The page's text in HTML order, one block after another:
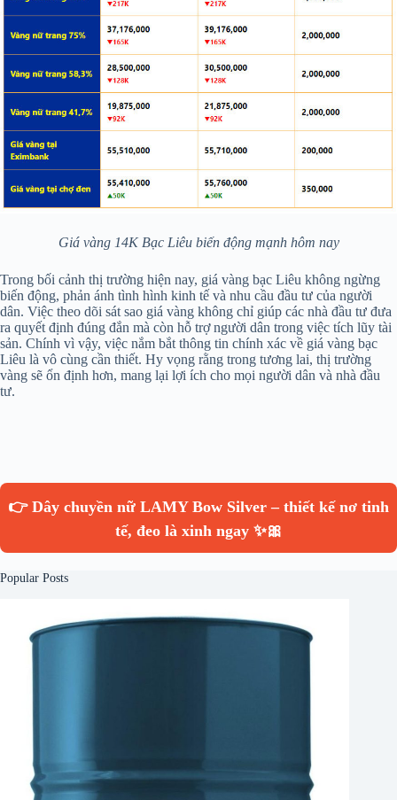
Giá vàng 14K Bạc Liêu biến động mạnh hôm nay
Trong bối cảnh thị trường hiện nay, giá vàng bạc Liêu không ngừng
biến động, phản ánh tình hình kinh tế và nhu cầu đầu tư của người
dân. Việc theo dõi sát sao giá vàng không chỉ giúp các nhà đầu tư đưa
ra quyết định đúng đắn mà còn hỗ trợ người dân trong việc tích lũy tài
sản. Chính vì vậy, việc nắm bắt thông tin chính xác về giá vàng bạc
Liêu là vô cùng cần thiết. Hy vọng rằng trong tương lai, thị trường
vàng sẽ ổn định hơn, mang lại lợi ích cho mọi người dân và nhà đầu
tư.
👉 Dây chuyền nữ LAMY Bow Silver – thiết kế nơ tinh
tế, đeo là xinh ngay ✨🎀
Popular Posts